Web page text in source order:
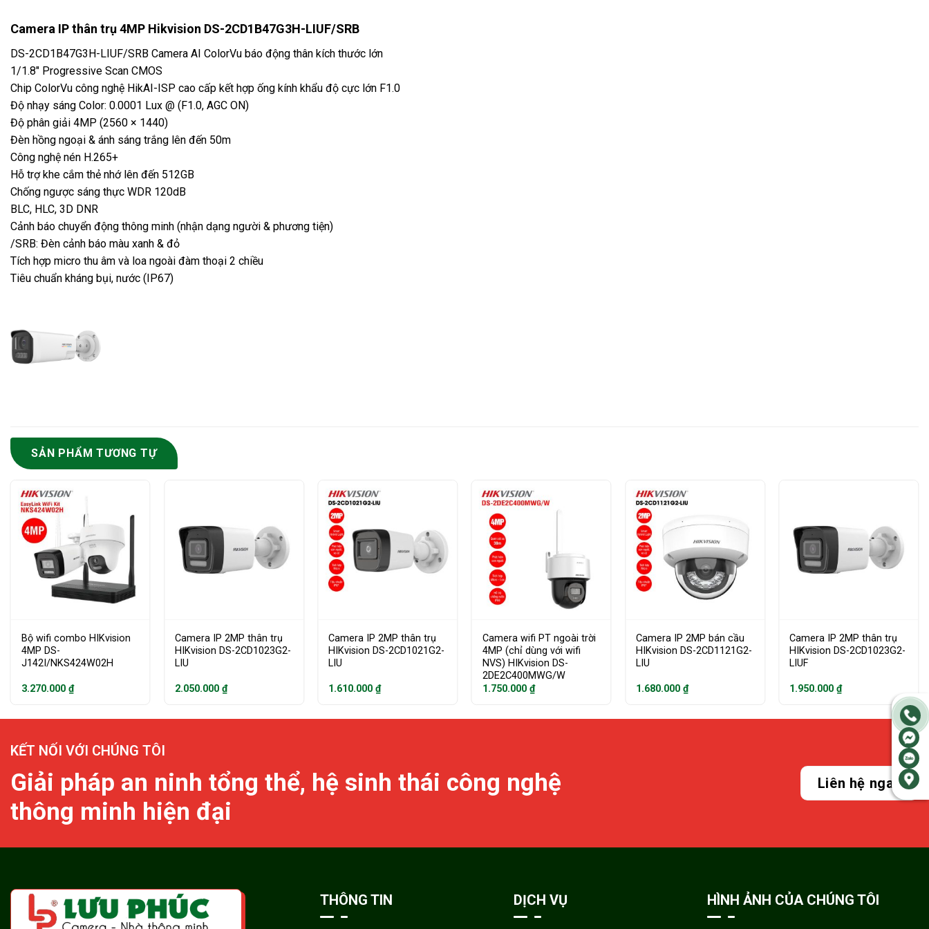
Camera IP thân trụ 4MP Hikvision DS-2CD1B47G3H-LIUF/SRB
DS-2CD1B47G3H-LIUF/SRB Camera AI ColorVu báo động thân kích thước lớn
1/1.8″ Progressive Scan CMOS
Chip ColorVu công nghệ HikAI-ISP cao cấp kết hợp ống kính khẩu độ cực lớn F1.0
Độ nhạy sáng Color: 0.0001 Lux @ (F1.0, AGC ON)
Độ phân giải 4MP (2560 × 1440)
Đèn hồng ngoại & ánh sáng trắng lên đến 50m
Công nghệ nén H.265+
Hỗ trợ khe cắm thẻ nhớ lên đến 512GB
Chống ngược sáng thực WDR 120dB
BLC, HLC, 3D DNR
Cảnh báo chuyển động thông minh (nhận dạng người & phương tiện)
/SRB: Đèn cảnh báo màu xanh & đỏ
Tích hợp micro thu âm và loa ngoài đàm thoại 2 chiều
Tiêu chuẩn kháng bụi, nước (IP67)
SẢN PHẨM TƯƠNG TỰ
Bộ wifi combo HIKvision
4MP DS-
J142I/NKS424W02H
3.270.000 ₫
Camera IP 2MP thân trụ
HIKvision DS-2CD1023G2-
LIU
2.050.000₫
Camera IP 2MP thân trụ
HIKvision DS-2CD1021G2-
LIU
1.610.000₫
Camera wifi PT ngoài trời
4MP (chỉ dùng với wifi
NVS) HIKvision DS-
2DE2C400MWG/W
1.750.000 ₫
Camera IP 2MP bán cầu
HIKvision DS-2CD1121G2-
LIU
1.680.000₫
Camera IP 2MP thân trụ
HIKvision DS-2CD1023G2-
LIUF
1.950.000₫
KẾT NỐI VỚI CHÚNG TÔI
Giải pháp an ninh tổng thể, hệ sinh thái công nghệ
thông minh hiện đại
Liên hệ ngay
THÔNG TIN DỊCH VỤ HÌNH ẢNH CỦA CHÚNG TÔI